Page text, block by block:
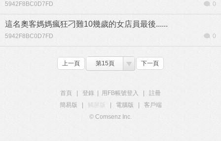
5942F8BC0D7FD 0
這名奧客媽媽瘋狂刁難10幾歲的女店員最後......
5942F8BC0D7FD 0
上一頁 第15頁 下一頁
首頁 登錄 用FB帳號登入
註冊
簡易版
觸屏版 電腦版
客戶端
© Comsenz Inc.